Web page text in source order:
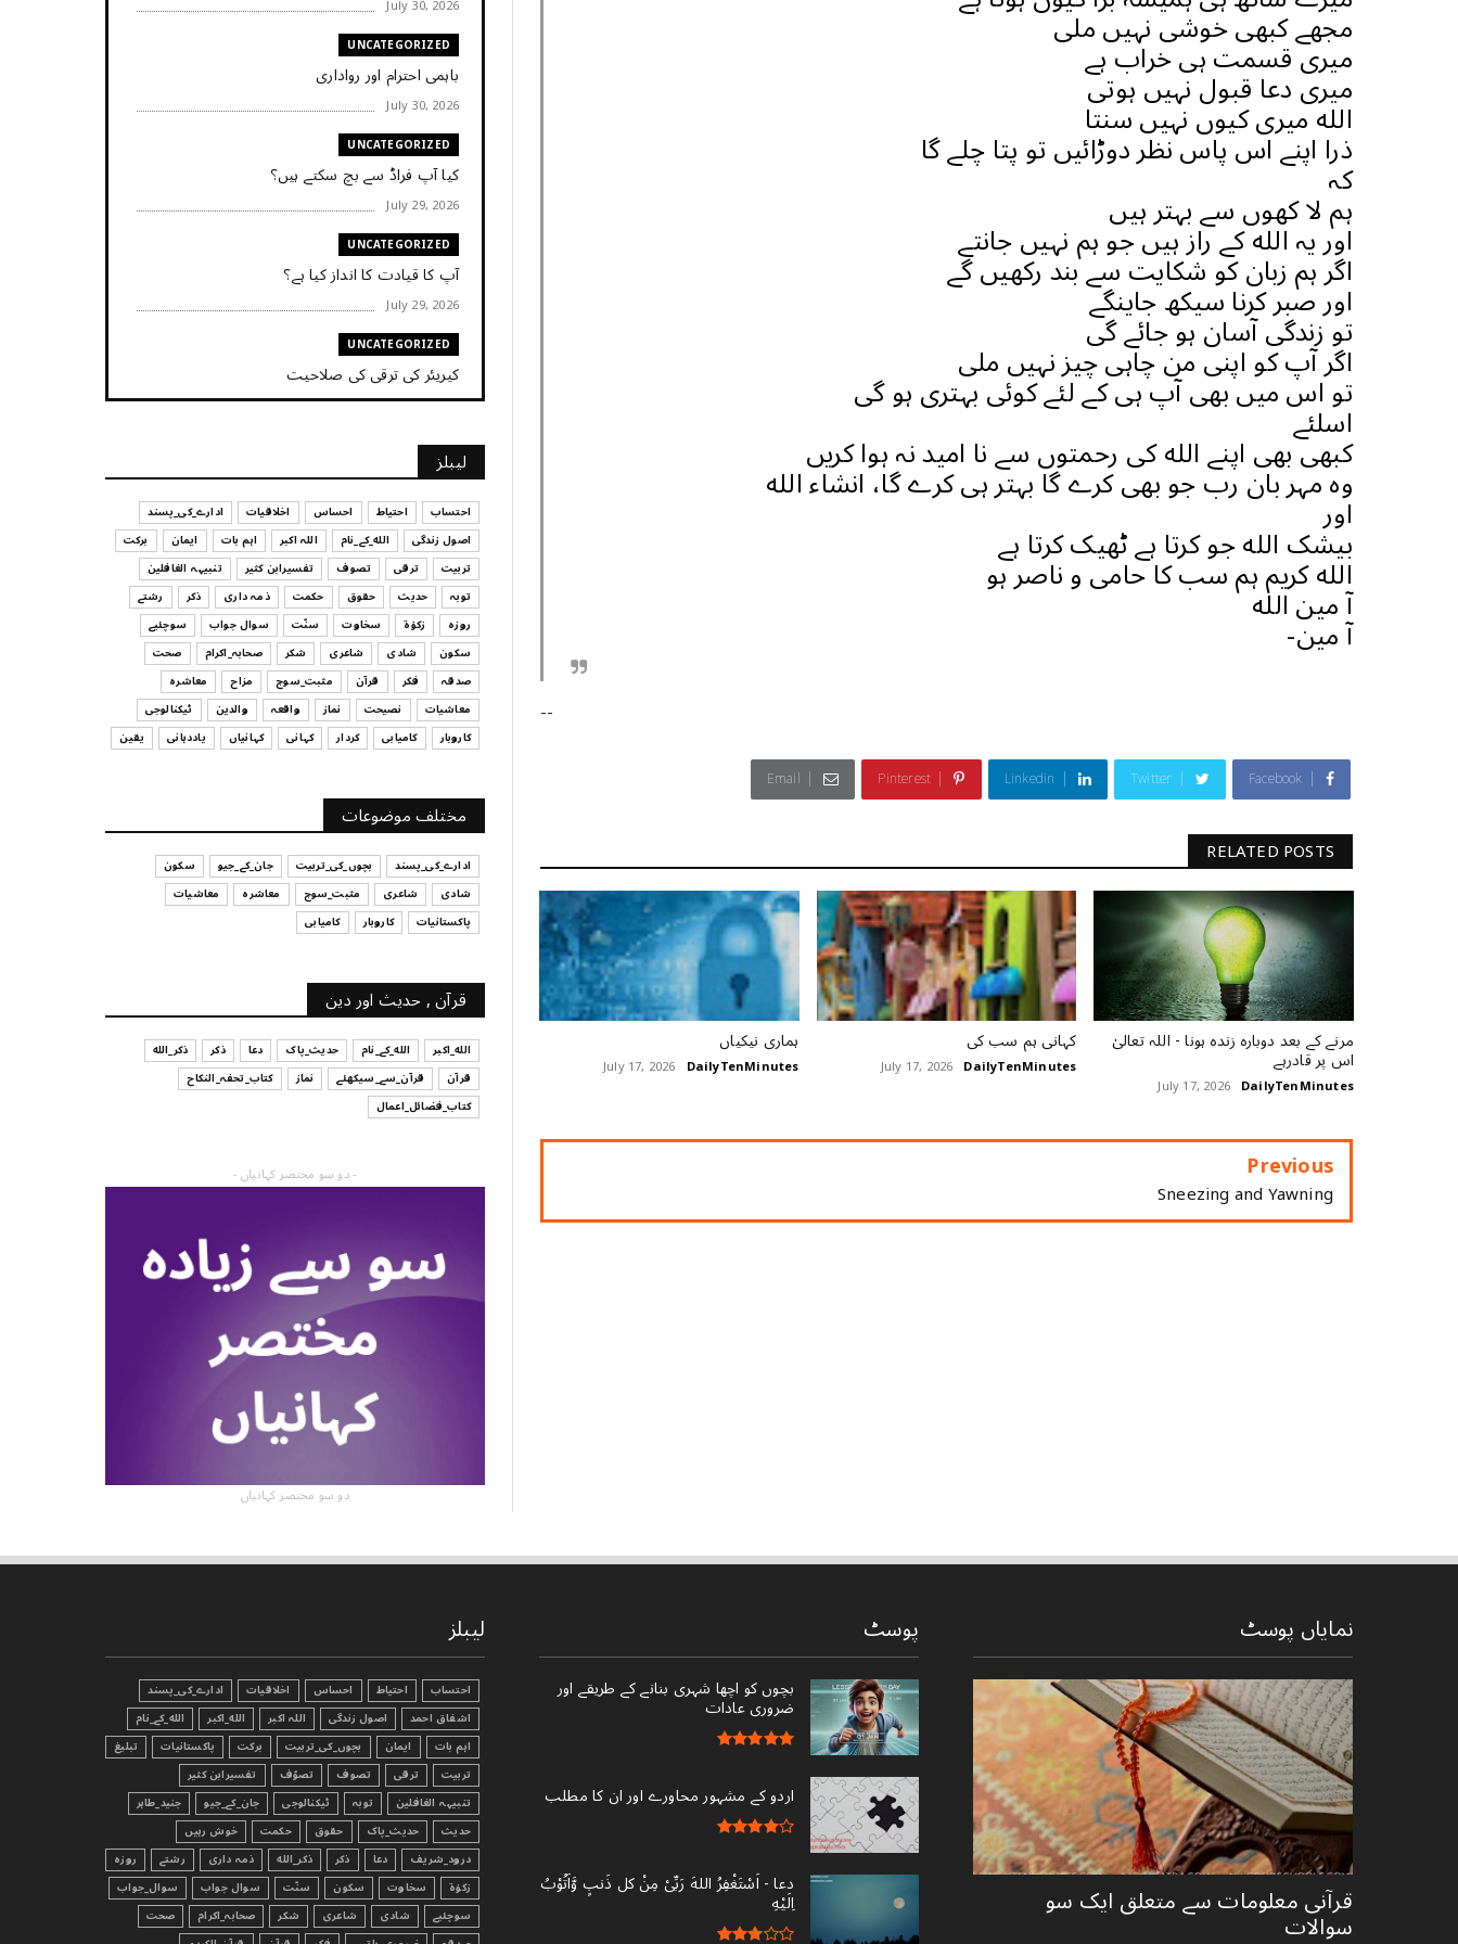
مجھے کبھی خوشی نہیں ملی
میری قسمت ہی خراب ہے
میری دعا قبول نہیں ہوتی
الله میری کیوں نہیں سنتا
ذرا اپنے اس پاس نظر دوڑائیں تو پتا چلے گا
کہ
ہم لا کھوں سے بہتر ہیں
اور یہ الله کے راز ہیں جو ہم نہیں جانتے
اگر ہم زبان کو شکایت سے بند رکھیں گے
اور صبر کرنا سیکھ جاینگے
تو زندگی آسان ہو جائے گی
اگر آپ کو اپنی من چاہی چیز نہیں ملی
تو اس میں بھی آپ ہی کے لئے کوئی بہتری ہو گی
اسلئے
کبھی بھی اپنے الله کی رحمتوں سے نا امید نہ ہوا کریں
وہ مہر بان رب جو بھی کرے گا بہتر ہی کرے گا، انشاء الله
اور
بیشک الله جو کرتا ہے ٹھیک کرتا ہے
الله کریم ہم سب کا حامی و ناصر ہو
آ مین الله
-آ مین
--
Facebook
Twitter
Linkedin
Pinterest
Email
RELATED POSTS
مرنے کے بعد دوبارہ زندہ ہونا - اللہ تعالیٰ
اس پر قادرہے
DailyTenMinutes
July 17, 2026
کہانی ہم سب کی
DailyTenMinutes
July 17, 2026
ہماری نیکیاں
DailyTenMinutes
July 17, 2026
Previous
Sneezing and Yawning
July 30, 2026
UNCATEGORIZED
باہمی احترام اور رواداری
July 30, 2026
UNCATEGORIZED
کیا آپ فراڈ سے بچ سکتے ہیں؟
July 29, 2026
UNCATEGORIZED
آپ کا قیادت کا انداز کیا ہے؟
July 29, 2026
UNCATEGORIZED
کیریئر کی ترقی کی صلاحیت
July 29, 2026
UNCATEGORIZED
کیا آپ اپنے باس کو مؤثر طریقے سے منظم کر رہے
ہیں
July 29, 2026
UNCATEGORIZED
اس وقت آپ کا موڈ کیسا ہے؟
July 29, 2026
UNCATEGORIZED
قرض لینے اور دینے میں ہوشیاری
July 29, 2026
آپ کا فیصلہ کرنے کا انداز
July 29, 2026
لیبلز
احتساب احتیاط احساس اخلاقیات
ادارے_کی_پسند
اصول زندگی
الله_کے_نام اللہ اکبر اہم بات ایمان
برکت
تربیت
ترقی تصوف تفسیرابن کثیر
تنبیہہ الغافلین
توبہ
حدیث حقوق حکمت ذمہ داری ذکر
رشتے
روزہ
زکوٰۃ سخاوت سنّت سوال جواب
سوچئیے
سکون
شادی شاعری شکر صحابہ_اکرام
صحت
صدقہ
فکر قرآن مثبت_سوچ مزاح
معاشرہ
معاشیات
نصیحت نماز واقعہ والدین
ٹیکنالوجی
کاروبار
کامیابی کردار کہانی کہانیاں یاددہانی یقین
مختلف موضوعات
ادارے_کی_پسند بچوں_کی_تربیت جان_کے_جیو
سکون
شادی
شاعری مثبت_سوچ معاشرہ
معاشیات
پاکستانیات
کاروبار کامیابی
قرآن , حدیث اور دین
الله_اکبر الله_کے_نام حدیث_پاک دعا ذکر
ذکر_الله
قرآن
قرآن_سے_سیکھئے نماز
کتاب_تحفہ_النکاح
کتاب_فضائل_اعمال
- دو سو مختصر کہانیاں -
دو سو مختصر کہانیاں
نمایاں پوسٹ
قرآنی ‏معلومات ‏سے ‏متعلق ‏ایک ‏سو
‏سوالات ‏
پوسٹ
بچوں کو اچھا شہری بنانے کے طریقے اور
ضروری عادات
اردو کے مشہور محاورے اور ان کا مطلب
دعا - ‎اَسْتَغْفِرُ اللهَ رَبِّىْ مِنْ کل ذَنبٍ وَّاَتُوْبُ
اِلَيْهِ
لیبلز
احتساب احتیاط احساس اخلاقیات
ادارے_کی_پسند
اشفاق احمد
اصول زندگی اللہ اکبر الله_اکبر
الله_کے_نام
اہم بات
ایمان بچوں_کی_تربیت برکت پاکستانیات
تبليغ
تربیت
ترقی تصوف تصوّف
تفسیرابن کثیر
تنبیہہ الغافلین
توبہ ٹیکنالوجی جان_کے_جیو
جنید_طاہر
حدیث
حدیث_پاک حقوق حکمت
خوش رہیں
درود_شریف
دعا ذکر ذکر_الله ذمہ داری رشتے
روزہ
زکوٰۃ
سخاوت سکون سنّت سوال جواب
سوال_جواب
سوچئیے
شادی شاعری شکر صحابہ_اکرام
صحت